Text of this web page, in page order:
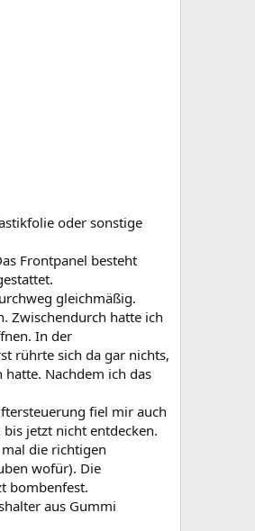
oder sonstige
Frontpanel besteht
gleichmäßig.
Zwischendurch hatte ich
In der
rührte sich da gar nichts,
Nachdem ich das
fiel mir auch
jetzt nicht entdecken.
die richtigen
wofür). Die
bombenfest.
aus Gummi